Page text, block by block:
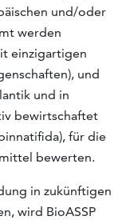
und/oder
werden
einzigartigen
und
und in
bewirtschaftet
für die
bewerten.
in zukünftigen
wird BioASSP